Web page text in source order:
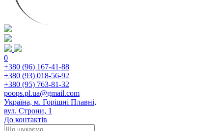
0
+380 (96) 167-41-88
+380 (93) 018-56-92
+380 (95) 763-81-32
poops.pl.ua@gmail.com
Україна, м. Горішні Плавні,
вул. Строни, 1
До контактів